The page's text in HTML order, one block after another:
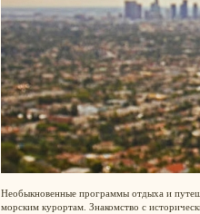
Необыкновенные программы отдыха и
морским курортам. Знакомство с